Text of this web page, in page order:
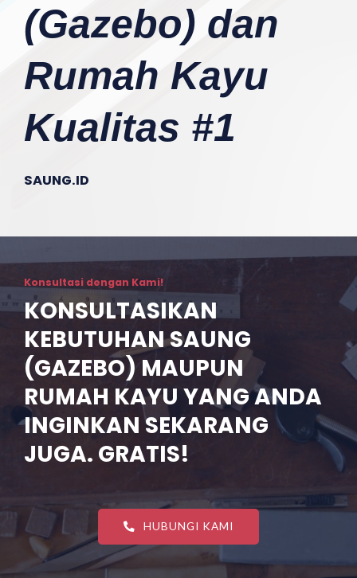
(Gazebo) dan
Rumah Kayu
Kualitas #1
SAUNG.ID
Konsultasi dengan Kami!
KONSULTASIKAN
KEBUTUHAN SAUNG
(GAZEBO) MAUPUN
RUMAH KAYU YANG ANDA
INGINKAN SEKARANG
JUGA. GRATIS!
HUBUNGI KAMI